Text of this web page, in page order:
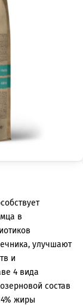
в
улучшают
и
4 вида
состав
жиры